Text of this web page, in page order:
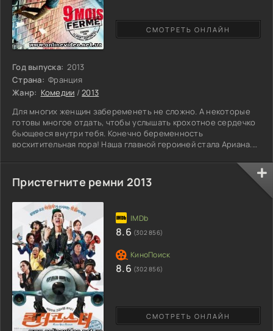
Год выпуска: 2013
Страна: Франция
Жанр: Комедии /2013
Для многих женщин забеременеть не сложно. А некоторые
готовы многое отдать, чтобы услышать крохотное сердечко
бьющееся внутри тебя. Конечно беременность
восхитительная пора! Наша главной героиней стала Ариана.
мужчинам она относилась с опаской. У нее были высочайшие
моральные принципы. Семью, разумеется, она тоже заводить
не хотела. В ее жизни было место только для работы. И
Она думает,
СМОТРЕТЬ ОНЛАЙН
Пристегните ремни 2013
СМОТРЕТЬ ОНЛАЙН
8.6 (302 856)
8.6 (302 856)